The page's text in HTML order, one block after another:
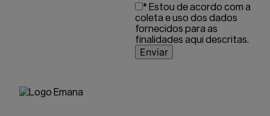
* Estou de acordo com a
coleta e uso dos dados
fornecidos para as
finalidades aqui descritas.
Enviar